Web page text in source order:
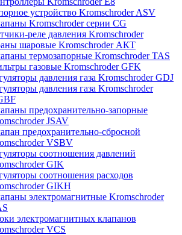
устройство Kromschroder ASV
Kromschroder серии CG
реле давления Kromschroder
шаровые Kromschroder АКТ
термозапорные Kromschroder TAS
газовые Kromschroder GFK
давления газа Kromschroder GDJ
давления газа Kromschroder
предохранительно-запорные
JSAV
предохранительно-сбросной
VSBV
соотношения давлений
GIK
соотношения расходов
GIKH
электромагнитные Kromschroder
электромагнитных клапанов
VCS